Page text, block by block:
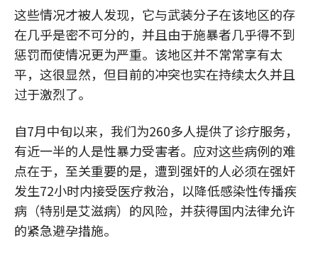
这些情况才被人发现，它与武装分子在该地区的存
在几乎是密不可分的，并且由于施暴者几乎得不到
惩罚而使情况更为严重。该地区并不常常享有太
平，这很显然，但目前的冲突也实在持续太久并且
过于激烈了。
自7月中旬以来，我们为260多人提供了诊疗服务，
有近一半的人是性暴力受害者。应对这些病例的难
点在于，至关重要的是，遭到强奸的人必须在强奸
发生72小时内接受医疗救治，以降低感染性传播疾
病（特别是艾滋病）的风险，并获得国内法律允许
的紧急避孕措施。